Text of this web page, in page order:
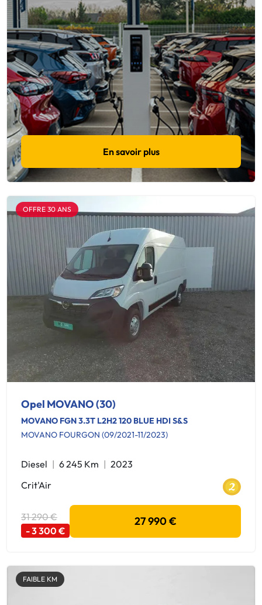
En savoir plus
OFFRE 30 ANS
Opel MOVANO (30)
MOVANO FGN 3.3T L2H2 120 BLUE HDI S&S
MOVANO FOURGON (09/2021-11/2023)
Diesel 6 245 Km
2023
Crit'Air
31 290 €
- 3 300 €
27 990 €
FAIBLE KM